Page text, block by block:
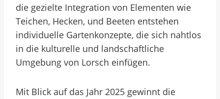
die gezielte Integration von Elementen wie
Teichen, Hecken, und Beeten entstehen
individuelle Gartenkonzepte, die sich nahtlos
in die kulturelle und landschaftliche
Umgebung von Lorsch einfügen.
Mit Blick auf das Jahr 2025 gewinnt die